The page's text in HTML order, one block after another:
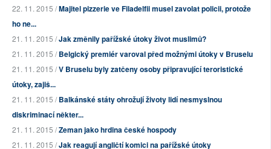
22. 11. 2015 /Majitel pizzerie ve Filadelfii musel zavolat policii, protože
ho ne...
21. 11. 2015 /Jak změnily pařížské útoky život muslimů?
21. 11. 2015 /Belgický premiér varoval před možnými útoky v Bruselu
21. 11. 2015 /V Bruselu byly zatčeny osoby připravující teroristické
útoky, zajiš...
21. 11. 2015 /Balkánské státy ohrožují životy lidí nesmyslnou
diskriminací někter...
21. 11. 2015 /Zeman jako hrdina české hospody
21. 11. 2015 /Jak reagují angličtí komici na pařížské útoky